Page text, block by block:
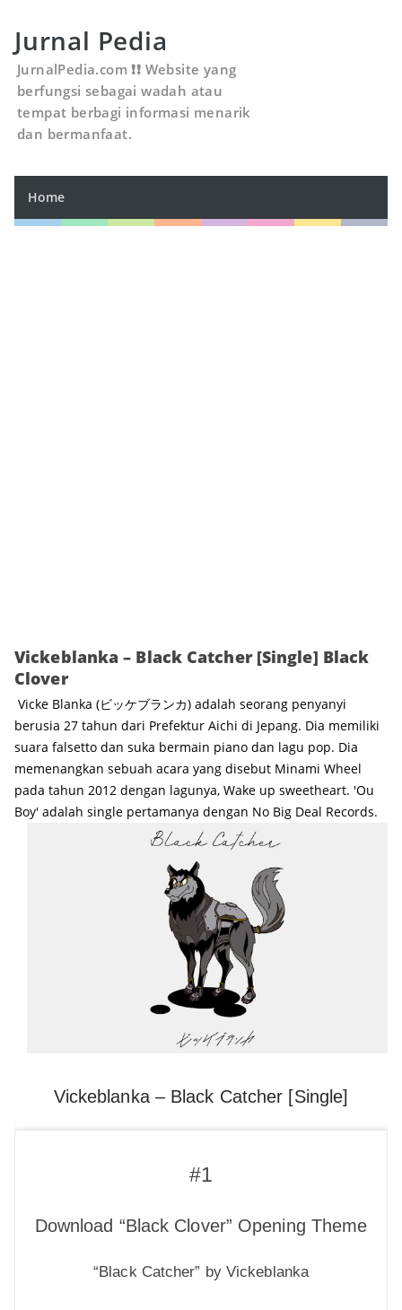
Jurnal Pedia
JurnalPedia.com ❗❗ Website yang
berfungsi sebagai wadah atau
tempat berbagi informasi menarik
dan bermanfaat.
Home
Vickeblanka – Black Catcher [Single] Black
Clover
Vicke Blanka (ビッケブランカ) adalah seorang penyanyi
berusia 27 tahun dari Prefektur Aichi di Jepang. Dia memiliki
suara falsetto dan suka bermain piano dan lagu pop. Dia
memenangkan sebuah acara yang disebut Minami Wheel
pada tahun 2012 dengan lagunya, Wake up sweetheart. 'Ou
Boy' adalah single pertamanya dengan No Big Deal Records.
Vickeblanka – Black Catcher [Single]
#1
Download “Black Clover” Opening Theme
“Black Catcher” by Vickeblanka